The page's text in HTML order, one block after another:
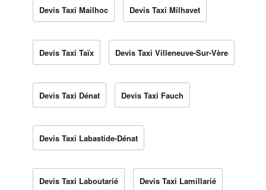
Devis Taxi Mailhoc Devis Taxi Milhavet
Devis Taxi Taïx Devis Taxi Villeneuve-Sur-Vère
Devis Taxi Dénat Devis Taxi Fauch
Devis Taxi Labastide-Dénat
Devis Taxi Laboutarié Devis Taxi Lamillarié